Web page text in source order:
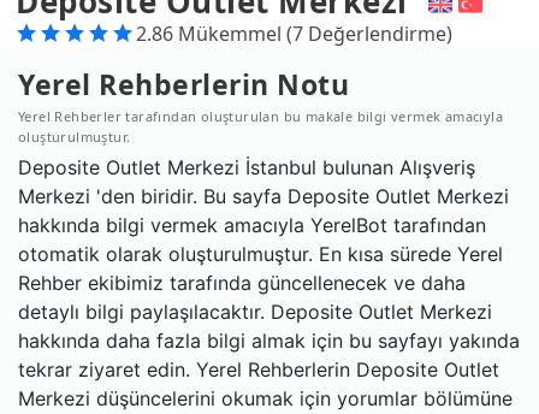
2.86 Mükemmel (7 Değerlendirme)
Yerel Rehberlerin Notu
Yerel Rehberler tarafından oluşturulan bu makale bilgi vermek amacıyla
oluşturulmuştur.
Deposite Outlet Merkezi İstanbul bulunan Alışveriş
Merkezi 'den biridir. Bu sayfa Deposite Outlet Merkezi
hakkında bilgi vermek amacıyla YerelBot tarafından
otomatik olarak oluşturulmuştur. En kısa sürede Yerel
Rehber ekibimiz tarafında güncellenecek ve daha
detaylı bilgi paylaşılacaktır. Deposite Outlet Merkezi
hakkında daha fazla bilgi almak için bu sayfayı yakında
tekrar ziyaret edin. Yerel Rehberlerin Deposite Outlet
Merkezi düşüncelerini okumak için yorumlar bölümüne